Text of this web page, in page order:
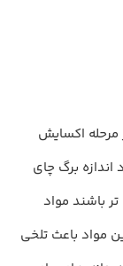
اکسایش
برگ چای
باشند مواد
مواد باعث تلخی